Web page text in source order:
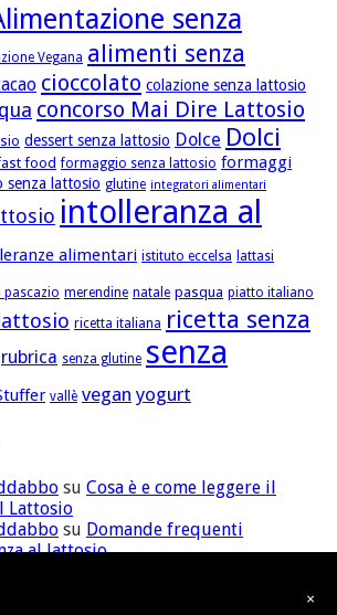
senza
Vegana alimenti senza
cioccolato colazione senza lattosio
concorso Mai Dire Lattosio
dessert senza lattosio Dolce Dolci
food formaggio senza lattosio formaggi
senza lattosio glutine integratori alimentari
intolleranza al
alimentari istituto eccelsa lattasi
pascazio merendine natale pasqua piatto italiano
ricetta italiana ricetta senza
rubrica senza glutine senza
vallè vegan yogurt
su Cosa è e come leggere il
Lattosio
su Domande frequenti
al lattosio
×